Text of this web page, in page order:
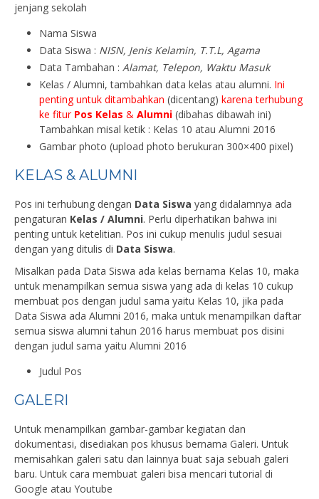
jenjang sekolah
Nama Siswa
Data Siswa : NISN, Jenis Kelamin, T.T.L, Agama
Data Tambahan : Alamat, Telepon, Waktu Masuk
Kelas / Alumni, tambahkan data kelas atau alumni. Ini
penting untuk ditambahkan (dicentang) karena terhubung
ke fitur Pos Kelas & Alumni (dibahas dibawah ini)
Tambahkan misal ketik : Kelas 10 atau Alumni 2016
Gambar photo (upload photo berukuran 300×400 pixel)
KELAS & ALUMNI
Pos ini terhubung dengan Data Siswa yang didalamnya ada
pengaturan Kelas / Alumni. Perlu diperhatikan bahwa ini
penting untuk ketelitian. Pos ini cukup menulis judul sesuai
dengan yang ditulis di Data Siswa.
Misalkan pada Data Siswa ada kelas bernama Kelas 10, maka
untuk menampilkan semua siswa yang ada di kelas 10 cukup
membuat pos dengan judul sama yaitu Kelas 10, jika pada
Data Siswa ada Alumni 2016, maka untuk menampilkan daftar
semua siswa alumni tahun 2016 harus membuat pos disini
dengan judul sama yaitu Alumni 2016
Judul Pos
GALERI
Untuk menampilkan gambar-gambar kegiatan dan
dokumentasi, disediakan pos khusus bernama Galeri. Untuk
memisahkan galeri satu dan lainnya buat saja sebuah galeri
baru. Untuk cara membuat galeri bisa mencari tutorial di
Google atau Youtube